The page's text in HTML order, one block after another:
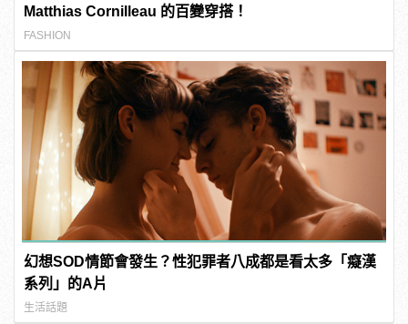
Matthias Cornilleau 的百變穿搭！
FASHION
幻想SOD情節會發生？性犯罪者八成都是看太多「癡漢
系列」的A片
生活話題